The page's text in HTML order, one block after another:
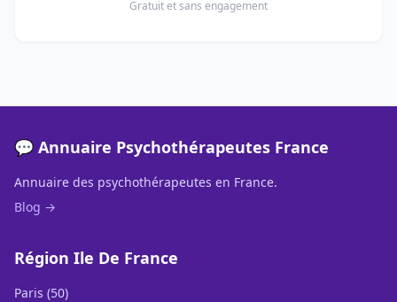
Gratuit et sans engagement
💬 Annuaire Psychothérapeutes France
Annuaire des psychothérapeutes en France.
Blog →
Région Ile De France
Paris (50)